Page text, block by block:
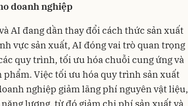
doanh nghiệp
AI đang dần thay đổi cách thức sản xuất
vực sản xuất, AI đóng vai trò quan trọng
quy trình, tối ưu hóa chuỗi cung ứng và
phẩm. Việc tối ưu hóa quy trình sản xuất
nghiệp giảm lãng phí nguyên vật liệu,